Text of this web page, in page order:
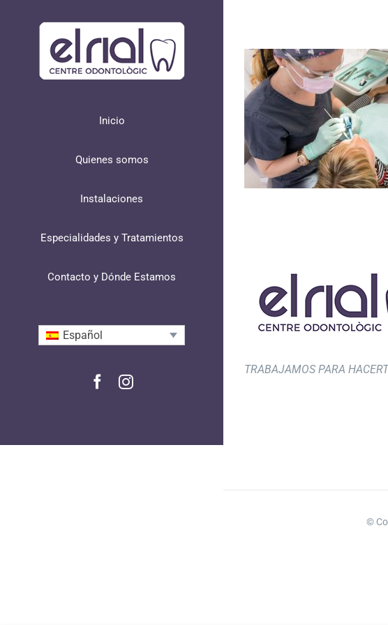
Inicio
Quienes somos
Instalaciones
Especialidades y Tratamientos
Contacto y Dónde Estamos
Español
FacebookInstagram
TRABAJAMOS PARA
©